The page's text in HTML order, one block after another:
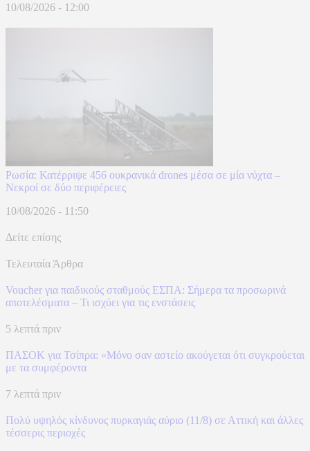
10/08/2026 - 12:00
Ρωσία: Κατέρριψε 456 ουκρανικά drones μέσα σε μία νύχτα –
Νεκροί σε δύο περιφέρειες
10/08/2026 - 11:50
Δείτε επίσης
Τελευταία Άρθρα
Voucher για παιδικούς σταθμούς ΕΣΠΑ: Σήμερα τα προσωρινά
αποτελέσματα – Τι ισχύει για τις ενστάσεις
5 λεπτά πριν
ΠΑΣΟΚ για Τσίπρα: «Μόνο σαν αστείο ακούγεται ότι συγκρούεται
με τα συμφέροντα
7 λεπτά πριν
Πολύ υψηλός κίνδυνος πυρκαγιάς αύριο (11/8) σε Αττική και άλλες
τέσσερις περιοχές